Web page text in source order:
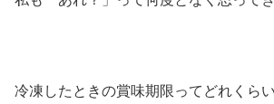
冷凍したときの賞味期限ってどれくら